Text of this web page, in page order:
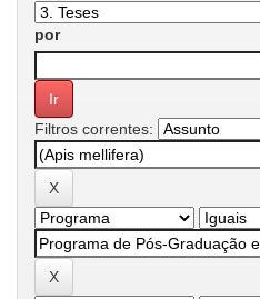
por
Filtros correntes: